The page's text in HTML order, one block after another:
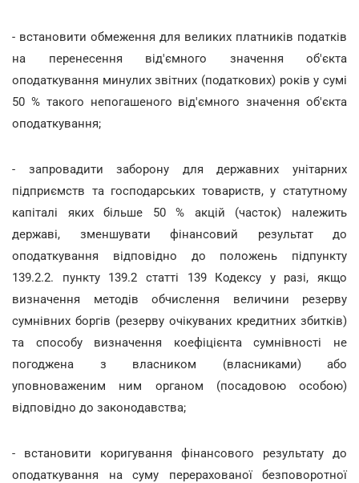
- встановити обмеження для великих платників податків
на перенесення від'ємного значення об'єкта
оподаткування минулих звітних (податкових) років у сумі
50 % такого непогашеного від'ємного значення об'єкта
оподаткування;
- запровадити заборону для державних унітарних
підприємств та господарських товариств, у статутному
капіталі яких більше 50 % акцій (часток) належить
державі, зменшувати фінансовий результат до
оподаткування відповідно до положень підпункту
139.2.2. пункту 139.2 статті 139 Кодексу у разі, якщо
визначення методів обчислення величини резерву
сумнівних боргів (резерву очікуваних кредитних збитків)
та способу визначення коефіцієнта сумнівності не
погоджена з власником (власниками) або
уповноваженим ним органом (посадовою особою)
відповідно до законодавства;
- встановити коригування фінансового результату до
оподаткування на суму перерахованої безповоротної